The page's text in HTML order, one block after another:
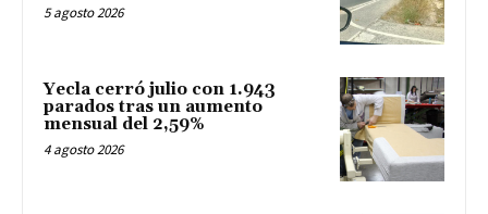
5 agosto 2026
Yecla cerró julio con 1.943
parados tras un aumento
mensual del 2,59%
4 agosto 2026